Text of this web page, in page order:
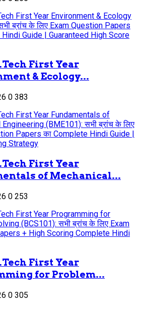
First Year
& Ecology...
0 383
First Year
of Mechanical...
0 253
First Year
for Problem...
0 305